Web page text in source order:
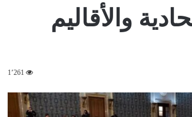
والأقاليم
1٬261